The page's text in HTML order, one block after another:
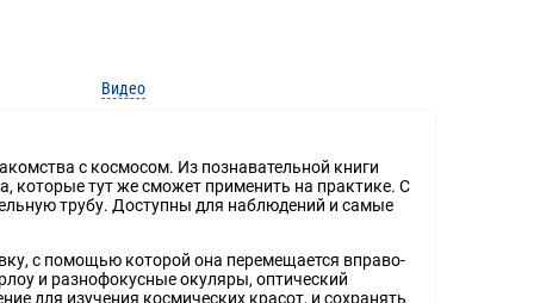
Видео
с космосом. Из познавательной книги
которые тут же сможет применить на практике. С
трубу. Доступны для наблюдений и самые
с помощью которой она перемещается вправо-
и разнофокусные окуляры, оптический
для изучения космических красот, и сохранять